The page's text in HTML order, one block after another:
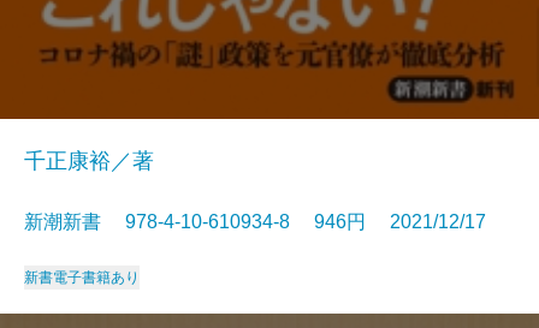
千正康裕／著
新潮新書 978-4-10-610934-8 946円 2021/12/17
新書電子書籍あり